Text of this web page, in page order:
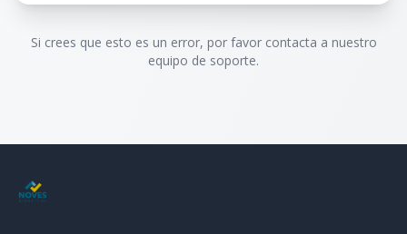
Si crees que esto es un error, por favor contacta a nuestro
equipo de soporte.